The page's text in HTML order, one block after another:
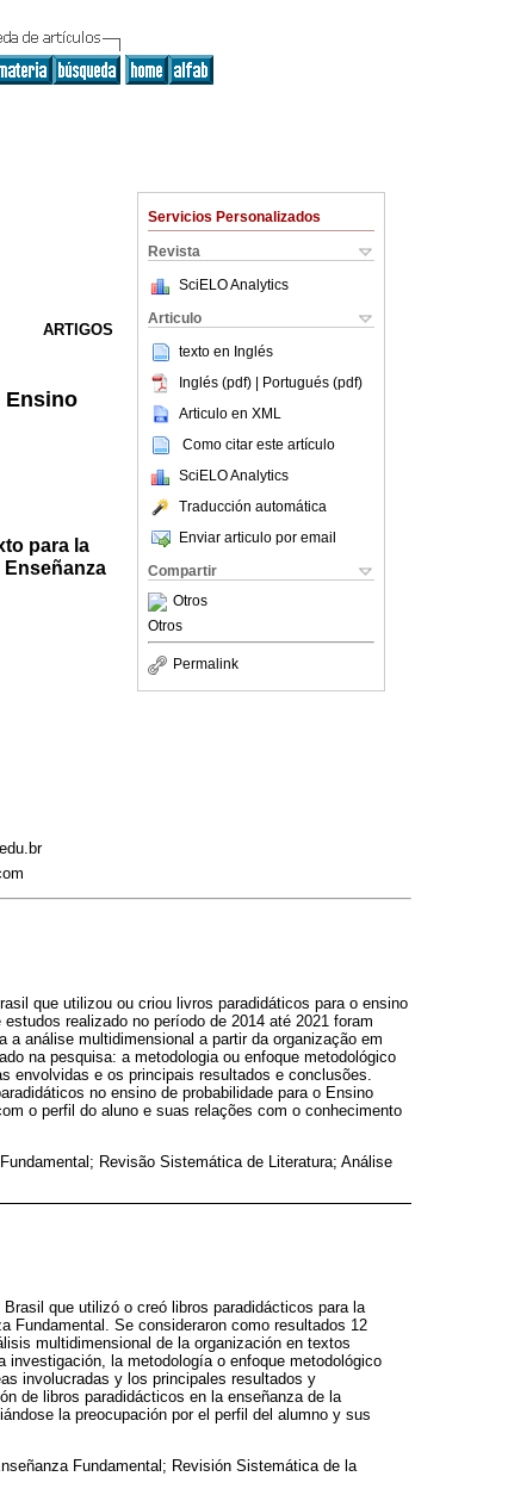
Servicios Personalizados
Revista
SciELO Analytics
Articulo
texto en Inglés
Inglés (pdf) | Portugués (pdf)
Articulo en XML
Como citar este artículo
SciELO Analytics
Traducción automática
Enviar articulo por email
Compartir
Otros
Otros
Permalink
ARTIGOS
Ensino
para la
que utilizou ou criou livros paradidáticos para o ensino
realizado no período de 2014 até 2021 foram
a análise multidimensional a partir da organização em
na pesquisa: a metodologia ou enfoque metodológico
envolvidas e os principais resultados e conclusões.
no ensino de probabilidade para o Ensino
o perfil do aluno e suas relações com o conhecimento
Revisão Sistemática de Literatura; Análise
que utilizó o creó libros paradidácticos para la
Fundamental. Se consideraron como resultados 12
multidimensional de la organización en textos
investigación, la metodología o enfoque metodológico
involucradas y los principales resultados y
de libros paradidácticos en la enseñanza de la
la preocupación por el perfil del alumno y sus
Fundamental; Revisión Sistemática de la